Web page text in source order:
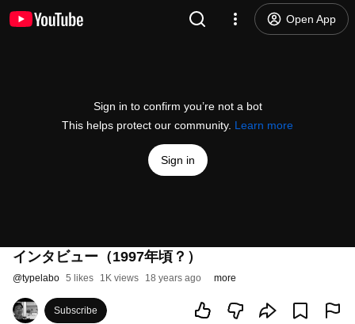
Open App
Sign in to confirm you’re not a bot
This helps protect our community. Learn more
Sign in
インタビュー（1997年頃？）
@typelabo 5 likes 1K views 18 years ago more
Subscribe